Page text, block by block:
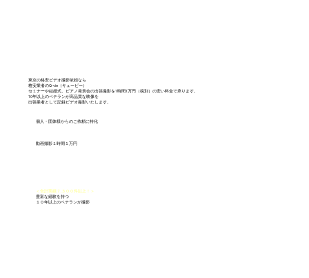
東京の格安ビデオ撮影依頼なら
格安業者のQ-vie（キュービー）
セミナーや結婚式、ピアノ発表会の出張撮影を1時間1万円（税別）の安い料金で承ります。
10年以上のベテランが高品質な映像を
出張業者として記録ビデオ撮影いたします。
動画撮影１時間１万円
＜合計実績７,３００件以上！＞
豊富な経験を持つ
​１０年以上のベテランが撮影
個人・団体様からのご依頼に特化